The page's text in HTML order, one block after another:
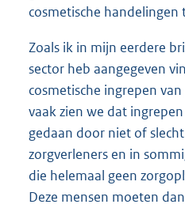
cosmetische handelingen
Zoals ik in mijn eerdere
sector heb aangegeven
cosmetische ingrepen
vaak zien we dat
gedaan door niet of
zorgverleners en in
die helemaal geen
Deze mensen moeten